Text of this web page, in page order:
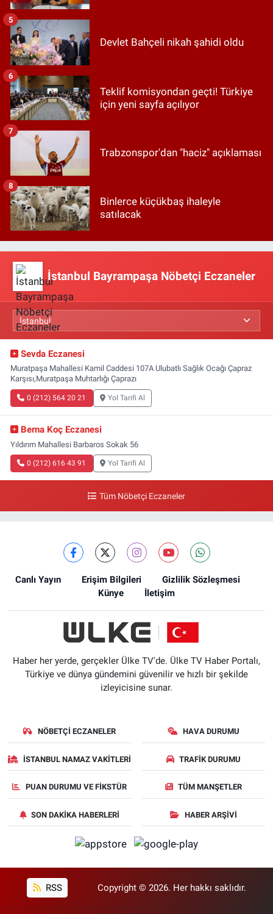
Devlet Bahçeli nikah şahidi oldu
5
Teklif komisyondan geçti! Türkiye
için yeni sayfa açılıyor
6
Trabzonspor'dan "haciz" açıklaması
7
Binlerce küçükbaş ihaleyle
satılacak
8
İstanbul Bayrampaşa Nöbetçi Eczaneler
Sevda Eczanesi
Muratpaşa Mahallesi Kamil Caddesi 107A Ulubatlı Sağlık Ocağı Çapraz
Karşısı,Muratpaşa Muhtarlığı Çaprazı
0 (212) 564 20 21 Yol Tarifi Al
Berna Koç Eczanesi
Yıldırım Mahallesi Barbaros Sokak 56
0 (212) 616 43 91 Yol Tarifi Al
Tüm Nöbetçi Eczaneler
Canlı Yayın Erişim Bilgileri
Gizlilik Sözleşmesi
Künye
İletişim
Haber her yerde, gerçekler Ülke TV'de. Ülke TV Haber Portalı,
Türkiye ve dünya gündemini güvenilir ve hızlı bir şekilde
izleyicisine sunar.
NÖBETÇI ECZANELER HAVA DURUMU
İSTANBUL NAMAZ VAKITLERI TRAFIK DURUMU
PUAN DURUMU VE FIKSTÜR TÜM MANŞETLER
SON DAKIKA HABERLERI HABER ARŞIVI
RSS Copyright © 2026. Her hakkı saklıdır.